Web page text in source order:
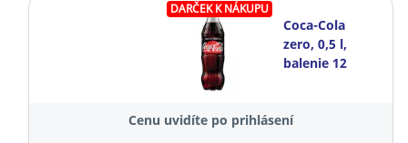
DARČEK K NÁKUPU
Coca-Cola
zero, 0,5 l,
balenie 12
Cenu uvidíte po prihlásení